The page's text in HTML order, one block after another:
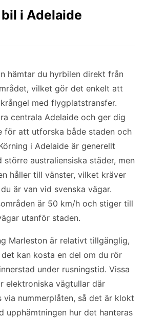
i Adelaide
hämtar du hyrbilen direkt från
vilket gör det enkelt att
med flygplatstransfer.
centrala Adelaide och ger dig
för att utforska både staden och
i Adelaide är generellt
australiensiska städer, men
håller till vänster, vilket kräver
är van vid svenska vägar.
är 50 km/h och stiger till
utanför staden.
Marleston är relativt tillgänglig,
kan kosta en del om du rör
under rusningstid. Vissa
elektroniska vägtullar där
nummerplåten, så det är klokt
upphämtningen hur det hanteras